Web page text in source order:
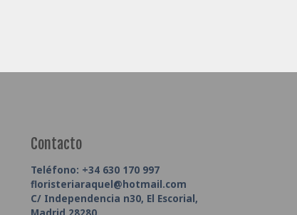
Contacto
Teléfono: +34 630 170 997
floristeriaraquel@hotmail.com
C/ Independencia n30, El Escorial,